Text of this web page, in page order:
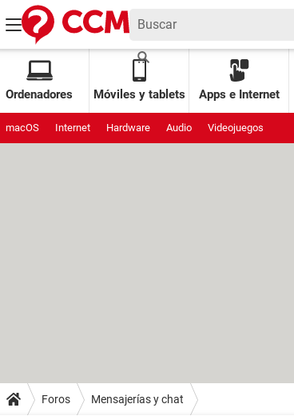
Ordenadores Móviles y tablets Apps e Internet
macOS Internet Hardware Audio Videojuegos
Foros Mensajerías y chat